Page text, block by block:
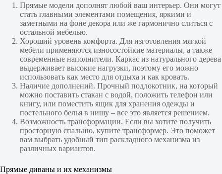
Прямые модели дополнят любой ваш интерьер. Они могут
стать главными элементами помещения, яркими и
заметными на фоне декора или же гармонично слиться с
остальной мебелью.
Хороший уровень комфорта. Для изготовления мягкой
мебели применяются износостойкие материалы, а также
современные наполнители. Каркас из натурального дерева
выдерживает высокие нагрузки, поэтому его можно
использовать как место для отдыха и как кровать.
Наличие дополнений. Прочный подлокотник, на который
можно поставить стакан с водой, положить телефон или
книгу, или поместить ящик для хранения одежды и
постельного белья в нишу – все это является решением.
Возможность трансформации. Если вы хотите получить
просторную спальню, купите трансформер. Это поможет
вам выбрать удобный тип раскладного механизма из
различных вариантов.
Прямые диваны и их механизмы